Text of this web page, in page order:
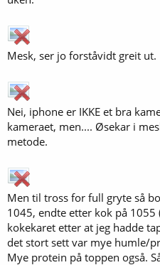
Mesk, ser jo forståvidt greit ut.
Nei, iphone er IKKE et bra
kameraet, men.... Øsekar i
metode.
Men til tross for full gryte så
1045, endte etter kok på
kokekaret etter at jeg hadde
det stort sett var mye humle/
Mye protein på toppen også.